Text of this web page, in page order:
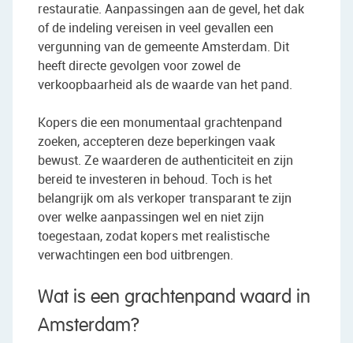
restauratie. Aanpassingen aan de gevel, het dak
of de indeling vereisen in veel gevallen een
vergunning van de gemeente Amsterdam. Dit
heeft directe gevolgen voor zowel de
verkoopbaarheid als de waarde van het pand.
Kopers die een monumentaal grachtenpand
zoeken, accepteren deze beperkingen vaak
bewust. Ze waarderen de authenticiteit en zijn
bereid te investeren in behoud. Toch is het
belangrijk om als verkoper transparant te zijn
over welke aanpassingen wel en niet zijn
toegestaan, zodat kopers met realistische
verwachtingen een bod uitbrengen.
Wat is een grachtenpand waard in
Amsterdam?